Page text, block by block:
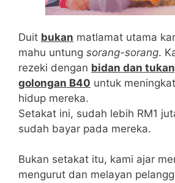
Duit bukan matlamat utama
mahu untung sorang-sorang.
rezeki dengan bidan dan
golongan B40 untuk
hidup mereka.
Setakat ini, sudah lebih RM1
sudah bayar pada mereka.
Bukan setakat itu, kami ajar
mengurut dan melayan